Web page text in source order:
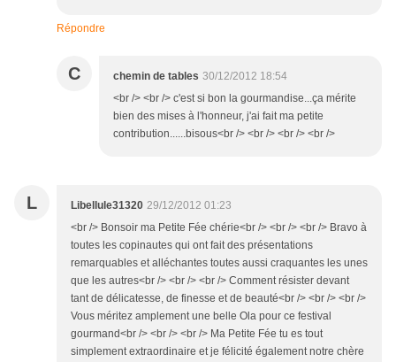
Répondre
C chemin de tables 30/12/2012 18:54
<br /> <br /> c'est si bon la gourmandise...ça mérite
bien des mises à l'honneur, j'ai fait ma petite
contribution......bisous<br /> <br /> <br /> <br />
L Libellule31320 29/12/2012 01:23
<br /> Bonsoir ma Petite Fée chérie<br /> <br /> <br /> Bravo à
toutes les copinautes qui ont fait des présentations
remarquables et alléchantes toutes aussi craquantes les unes
que les autres<br /> <br /> <br /> Comment résister devant
tant de délicatesse, de finesse et de beauté<br /> <br /> <br />
Vous méritez amplement une belle Ola pour ce festival
gourmand<br /> <br /> <br /> Ma Petite Fée tu es tout
simplement extraordinaire et je félicité également notre chère